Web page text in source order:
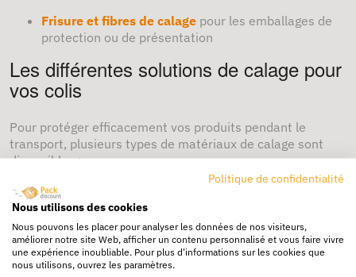
Frisure et fibres de calage pour les emballages de
protection ou de présentation
Les différentes solutions de calage pour
vos colis
Pour protéger efficacement vos produits pendant le
transport, plusieurs types de matériaux de calage sont
disponibles :
Calage papier
: papier kraft, papier de calage ou
papier froissé pour combler les vides dans les
cartons.
Calage mousse: film mousse ou profilés de
protection pour éviter les rayures et absorber les
Politique de confidentialité
Nous utilisons des cookies
Nous pouvons les placer pour analyser les données de nos visiteurs,
améliorer notre site Web, afficher un contenu personnalisé et vous faire vivre
une expérience inoubliable. Pour plus d'informations sur les cookies que
nous utilisons, ouvrez les paramètres.